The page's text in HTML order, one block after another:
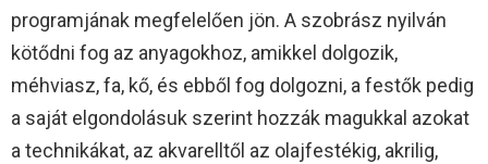
programjának megfelelően jön. A szobrász nyilván
kötődni fog az anyagokhoz, amikkel dolgozik,
méhviasz, fa, kő, és ebből fog dolgozni, a festők pedig
a saját elgondolásuk szerint hozzák magukkal azokat
a technikákat, az akvarelltől az olajfestékig, akrilig,